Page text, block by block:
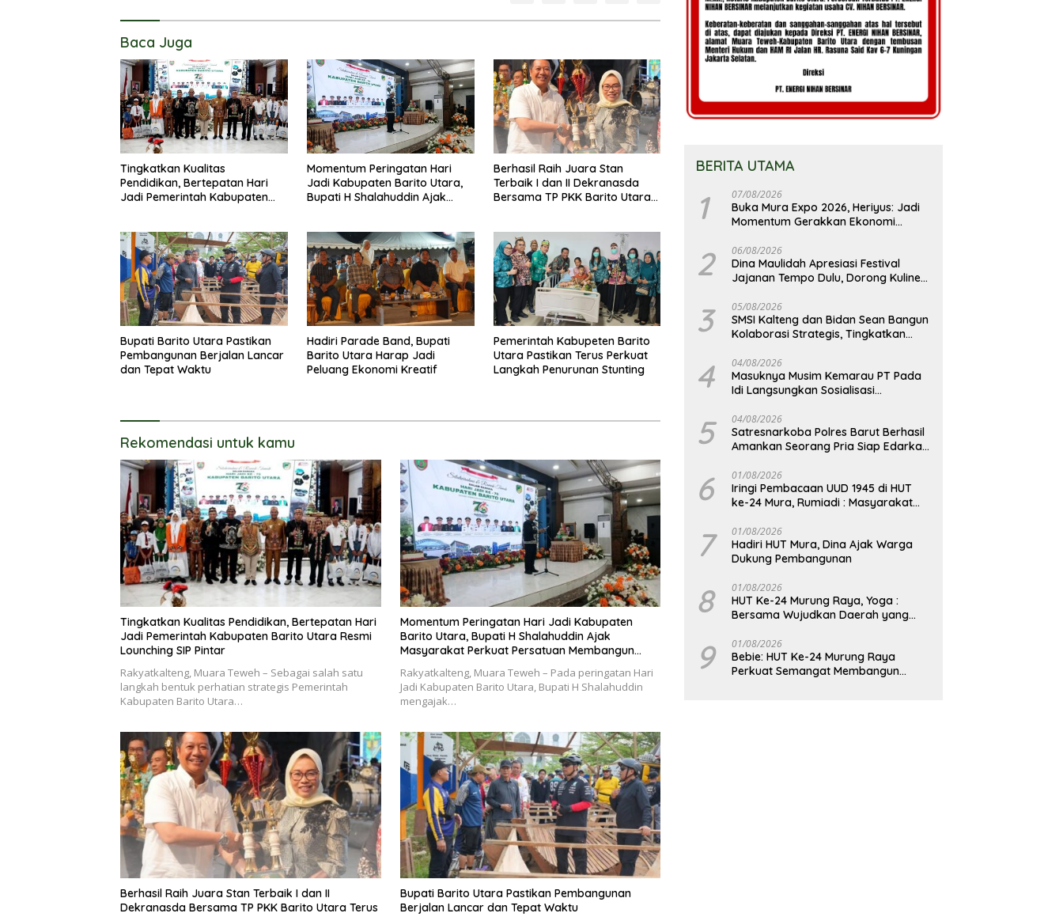
Baca Juga
Tingkatkan Kualitas
Pendidikan, Bertepatan Hari
Jadi Pemerintah Kabupaten
Momentum Peringatan Hari
Jadi Kabupaten Barito Utara,
Bupati H Shalahuddin Ajak
Berhasil Raih Juara Stan
Terbaik I dan II Dekranasda
Bersama TP PKK Barito Utara
Bupati Barito Utara Pastikan
Pembangunan Berjalan Lancar
dan Tepat Waktu
Hadiri Parade Band, Bupati
Barito Utara Harap Jadi
Peluang Ekonomi Kreatif
Pemerintah Kabupeten Barito
Utara Pastikan Terus Perkuat
Langkah Penurunan Stunting
Rekomendasi untuk kamu
Tingkatkan Kualitas Pendidikan, Bertepatan Hari
Jadi Pemerintah Kabupaten Barito Utara Resmi
Lounching SIP Pintar
Rakyatkalteng, Muara Teweh – Sebagai salah satu
langkah bentuk perhatian strategis Pemerintah
Kabupaten Barito Utara…
Momentum Peringatan Hari Jadi Kabupaten
Barito Utara, Bupati H Shalahuddin Ajak
Masyarakat Perkuat Persatuan Membangun
Rakyatkalteng, Muara Teweh – Pada peringatan Hari
Jadi Kabupaten Barito Utara, Bupati H Shalahuddin
mengajak…
Berhasil Raih Juara Stan Terbaik I dan II
Dekranasda Bersama TP PKK Barito Utara Terus
Bupati Barito Utara Pastikan Pembangunan
Berjalan Lancar dan Tepat Waktu
BERITA UTAMA
1 07/08/2026
Buka Mura Expo 2026, Heriyus: Jadi
Momentum Gerakkan Ekonomi
2 06/08/2026
Dina Maulidah Apresiasi Festival
Jajanan Tempo Dulu, Dorong Kuliner
3 05/08/2026
SMSI Kalteng dan Bidan Sean Bangun
Kolaborasi Strategis, Tingkatkan
4 04/08/2026
Masuknya Musim Kemarau PT Pada
Idi Langsungkan Sosialisasi
5 04/08/2026
Satresnarkoba Polres Barut Berhasil
Amankan Seorang Pria Siap Edarkan
Gram
6 01/08/2026
Iringi Pembacaan UUD 1945 di HUT
ke-24 Mura, Rumiadi : Masyarakat
yang Lebih Besar
7 01/08/2026
Hadiri HUT Mura, Dina Ajak Warga
Dukung Pembangunan
8 01/08/2026
HUT Ke-24 Murung Raya, Yoga :
Bersama Wujudkan Daerah yang
9 01/08/2026
Bebie: HUT Ke-24 Murung Raya
Perkuat Semangat Membangun